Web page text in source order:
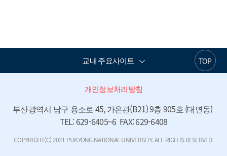
TOP
교내 주요사이트
개인정보처리방침
부산광역시 남구 용소로 45, 가온관(B21) 9층 905호 (대연동)
TEL: 629-6405~6  FAX: 629-6408
COPYRIGHT(C) 2021 PUKYONG NATIONAL UNIVERSITY. ALL RIGHTS RESERVED.